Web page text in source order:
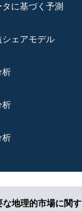
に基づく予測
ェアモデル
析
析
析
な地理的市場に関